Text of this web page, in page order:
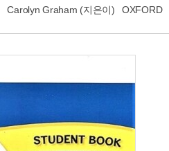
Carolyn Graham (지은이) OXFORD